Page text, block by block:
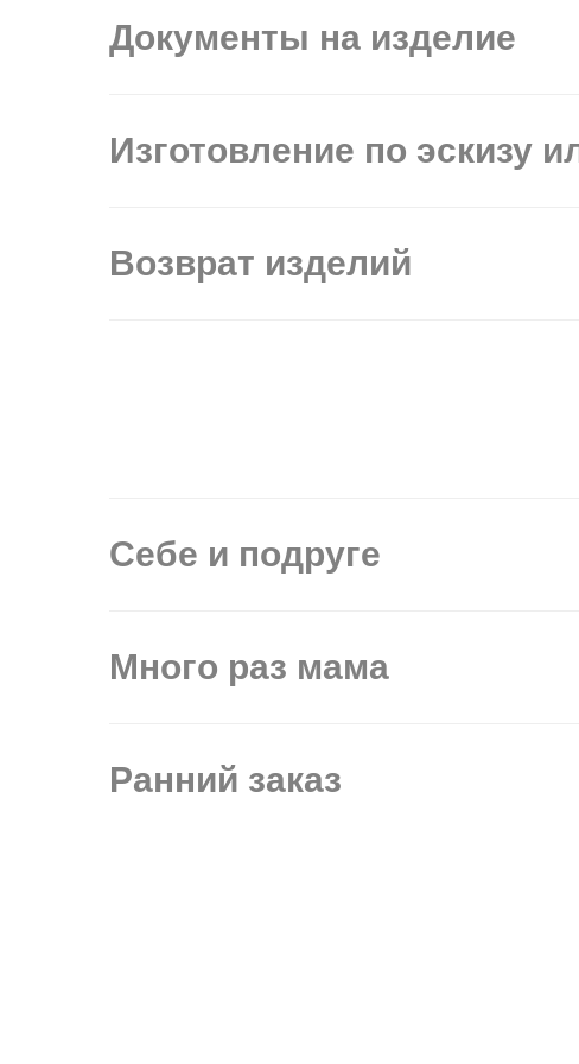
Документы на изделие
Изготовление по эскизу
Возврат изделий
Себе и подруге
Много раз мама
Ранний заказ